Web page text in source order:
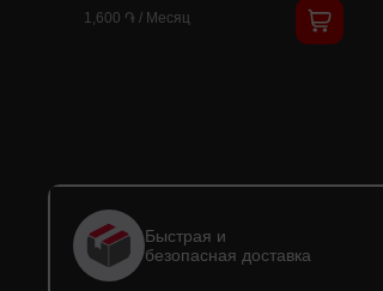
1,600 ֏ / Месяц
Быстрая и
безопасная доставка